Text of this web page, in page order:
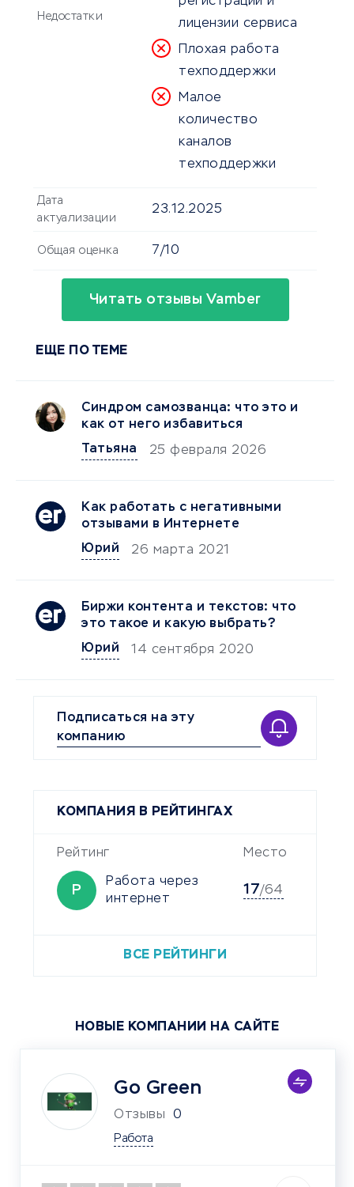
Недостатки
лицензии сервиса
Плохая работа
техподдержки
Малое
количество
каналов
техподдержки
Дата
актуализации
23.12.2025
Общая оценка 7/10
Читать отзывы Vamber
ЕЩЕ ПО ТЕМЕ
Синдром самозванца: что это и
как от него избавиться
Татьяна
25 февраля 2026
Как работать с негативными
отзывами в Интернете
Юрий
26 марта 2021
Биржи контента и текстов: что
это такое и какую выбрать?
Юрий
14 сентября 2020
Подписаться на эту
компанию
КОМПАНИЯ В РЕЙТИНГАХ
Рейтинг Место
Р
Работа через
интернет
17/64
ВСЕ РЕЙТИНГИ
НОВЫЕ КОМПАНИИ НА САЙТЕ
Go Green
Отзывы 0
Работа